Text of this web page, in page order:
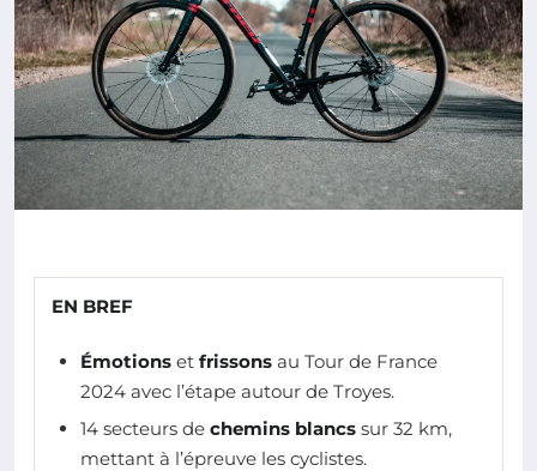
EN BREF
Émotions et frissons au Tour de France
2024 avec l’étape autour de Troyes.
14 secteurs de chemins blancs sur 32 km,
mettant à l’épreuve les cyclistes.